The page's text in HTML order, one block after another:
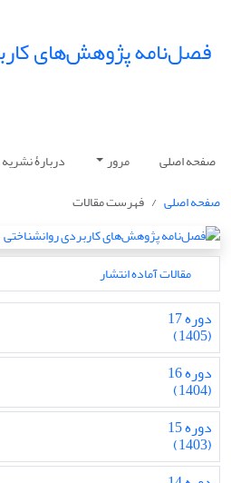
فصل‌نامه پژوهش‌های
صفحه اصلی مرور دربارۀ نشریه
صفحه اصلی
فهرست مقالات
مقالات آماده انتشار
دوره 17
(1405)
دوره 16
(1404)
دوره 15
(1403)